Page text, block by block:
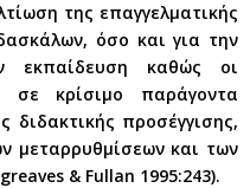
της επαγγελματικής
όσο και για την
εκπαίδευση καθώς οι
σε κρίσιμο παράγοντα
διδακτικής προσέγγισης,
μεταρρυθμίσεων και των
& Fullan 1995:243).